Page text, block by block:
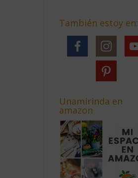
También estoy en:
Unamirinda en
amazon